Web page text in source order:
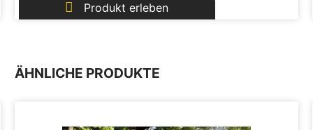
Produkt erleben
ÄHNLICHE PRODUKTE